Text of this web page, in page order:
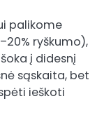
palikome
ryškumo),
į didesnį
sąskaita, bet
ieškoti